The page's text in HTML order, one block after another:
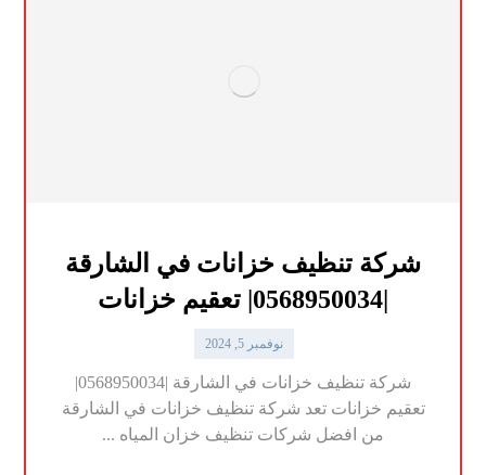
شركة تنظيف خزانات في الشارقة
|0568950034| تعقيم خزانات
نوفمبر 5, 2024
شركة تنظيف خزانات في الشارقة |0568950034|
تعقيم خزانات تعد شركة تنظيف خزانات في الشارقة
من افضل شركات تنظيف خزان المياه ...